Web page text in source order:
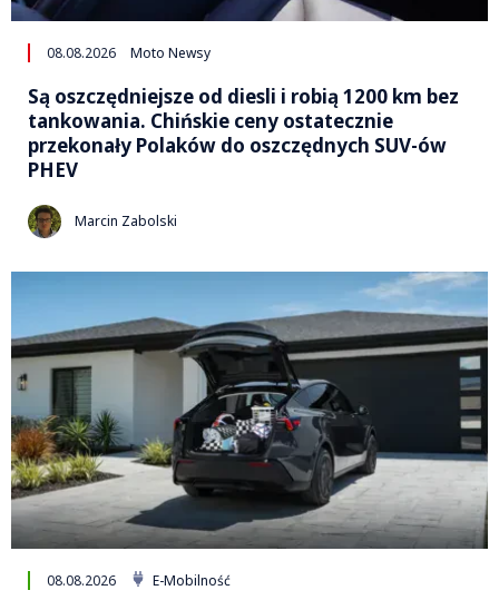
08.08.2026 Moto Newsy
Są oszczędniejsze od diesli i robią 1200 km bez
tankowania. Chińskie ceny ostatecznie
przekonały Polaków do oszczędnych SUV-ów
PHEV
Marcin Zabolski
08.08.2026 E-Mobilność